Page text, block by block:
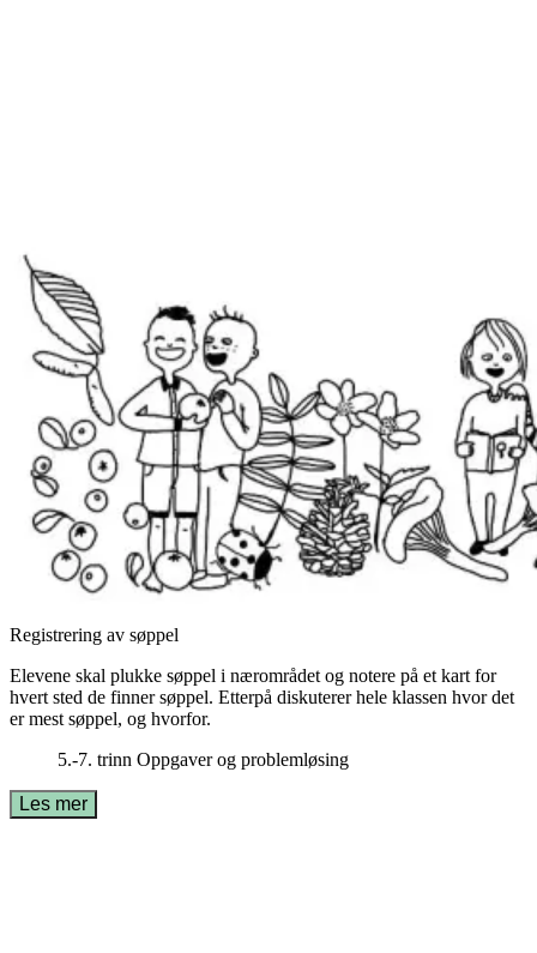
Registrering av søppel
Elevene skal plukke søppel i nærområdet og notere på et kart for
hvert sted de finner søppel. Etterpå diskuterer hele klassen hvor det
er mest søppel, og hvorfor.
5.-7. trinn Oppgaver og problemløsing
Les mer